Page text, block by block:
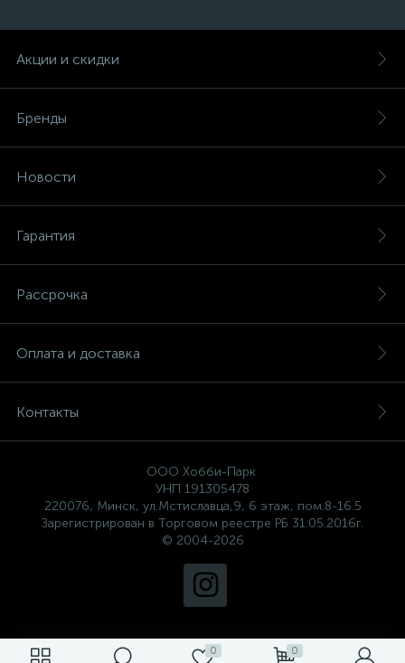
0 0
Акции и скидки
Бренды
Новости
Гарантия
Рассрочка
Оплата и доставка
Контакты
ООО Хобби-Парк
УНП 191305478
220076, Минск, ул.Мстиславца,9, 6 этаж, пом.8-16.5
Зарегистрирован в Торговом реестре РБ 31.05.2016г.
© 2004-2026